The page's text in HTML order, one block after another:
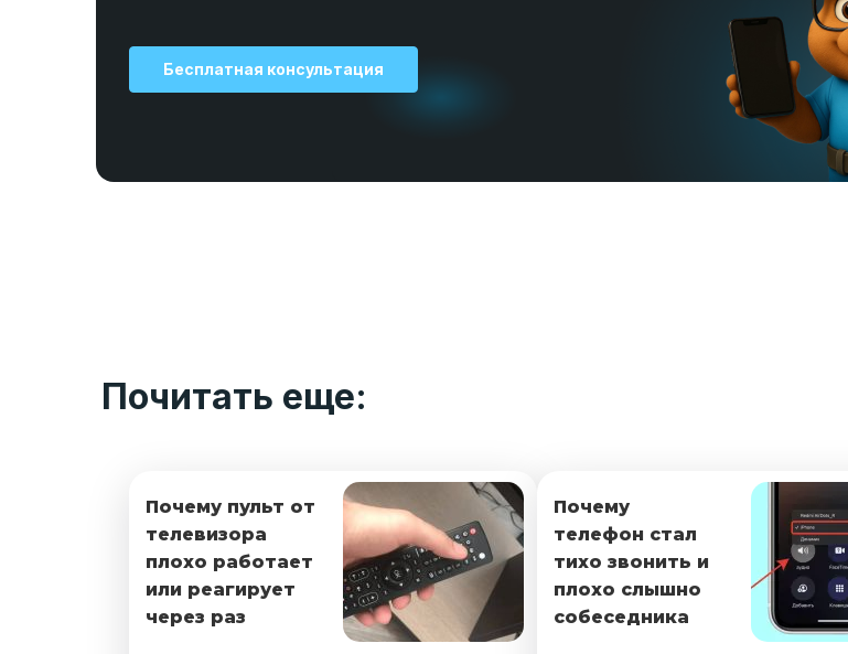
Бесплатная консультация
Почитать еще:
Почему пульт от
телевизора
плохо работает
или реагирует
через раз
Почему
телефон стал
тихо звонить и
плохо слышно
собеседника